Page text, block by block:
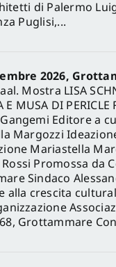
di Palermo
Puglisi,...
2026,
Mostra LISA
E MUSA DI PERICLE
Editore a
Margozzi
Mariastella
Promossa da
Sindaco
alla crescita
Grottammare